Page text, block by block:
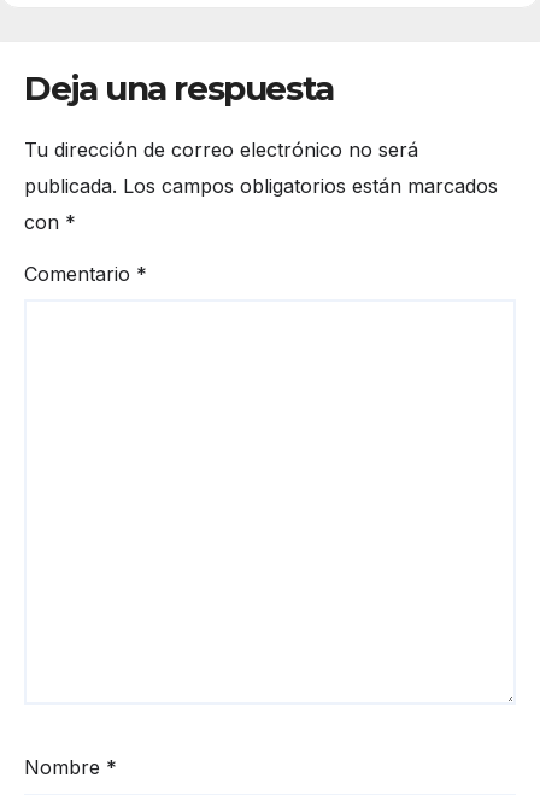
Deja una respuesta
Tu dirección de correo electrónico no será
publicada. Los campos obligatorios están marcados
con *
Comentario *
Nombre *